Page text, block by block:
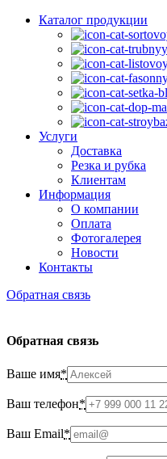
Каталог продукции
Услуги
Доставка
Резка и рубка
Клиентам
Информация
О компании
Оплата
Фотогалерея
Новости
Контакты
Обратная связь
Обратная связь
Ваше имя*
Ваш телефон*
Ваш Email*